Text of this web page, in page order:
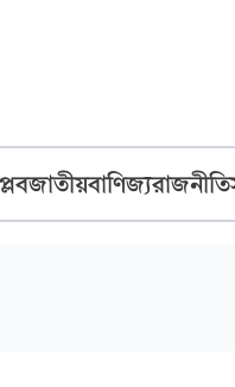
জাতীয়বাণিজ্যরাজনীতি